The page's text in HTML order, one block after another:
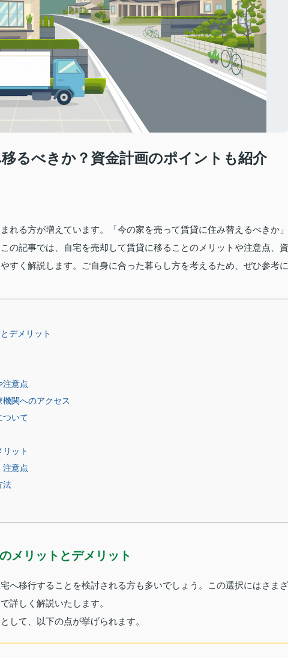
るべきか？資金計画のポイントも紹介
れる方が増えています。「今の家を売って賃貸に住み替えるべきか」
の記事では、自宅を売却して賃貸に移ることのメリットや注意点、資
すく解説します。ご自身に合った暮らし方を考えるため、ぜひ参考に
デメリット
注意点
機関へのアクセス
ついて
リット
注意点
法
メリットとデメリット
へ移行することを検討される方も多いでしょう。この選択にはさまざ
詳しく解説いたします。
して、以下の点が挙げられます。